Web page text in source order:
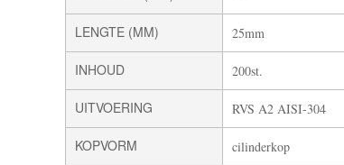
LENGTE (MM) 25mm
INHOUD 200st.
UITVOERING RVS A2 AISI-304
KOPVORM cilinderkop